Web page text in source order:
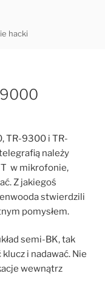
hacki
9000
TR-9300 i TR-
należy
w mikrofonie,
Z jakiegoś
stwierdzili
pomysłem.
semi-BK, tak
i nadawać. Nie
wewnątrz